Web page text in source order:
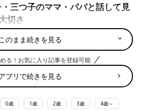
全国販売まで実現したのは、同じく双子
てる１人のママ、中原美智子さん。中原さ
験した壮絶な双子育児の現実と、双子用
車の開発から完成、その自転車に込めた思
どについて聞きました。
三つ子のママ・パパと話して見
切さ
のママは100人に1人と言われます。数
子育児のリアルな経験や思いを共有でき
現状です。
んしゃ”の試乗会やイベントは、他の多胎
貴重な機会。普段、誰にも話すことが
このまま続きを見る
る！お気に入り記事を登録可能
プリで続きを見る
0歳 1歳 2歳 3歳 4歳～